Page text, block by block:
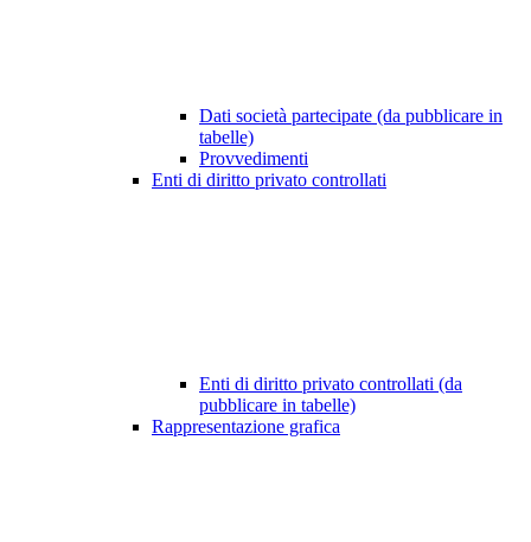
Dati società partecipate (da pubblicare in
tabelle)
Provvedimenti
Enti di diritto privato controllati
Enti di diritto privato controllati (da
pubblicare in tabelle)
Rappresentazione grafica